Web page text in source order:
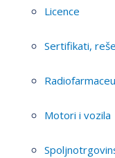
Licence
Sertifikati,
Motori i vozila